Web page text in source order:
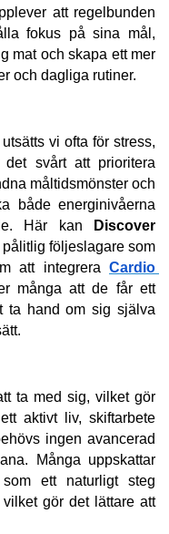
att regelbunden
fokus på sina mål,
mat och skapa ett mer
och dagliga rutiner.
vi ofta för stress,
svårt att prioritera
måltidsmönster och
både energinivåerna
Här kan
Discover
följeslagare som
att integrera Cardio
många att de får ett
ta hand om sig själva
ta med sig, vilket gör
aktivt liv, skiftarbete
ingen avancerad
Många uppskattar
ett naturligt steg
gör det lättare att